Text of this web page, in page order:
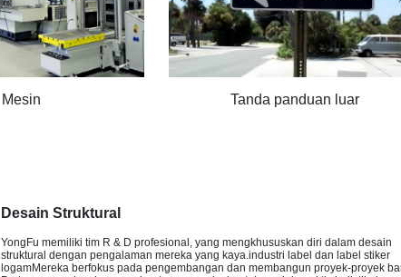
Mesin Tanda panduan luar
Desain Struktural
YongFu memiliki tim R & D profesional, yang mengkhususkan diri dalam desain
struktural dengan pengalaman mereka yang kaya.industri label dan label stiker
logamMereka berfokus pada pengembangan dan membangun proyek-proyek